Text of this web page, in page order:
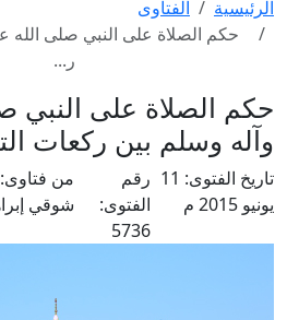
الرئيسية
الفتاوى
حكم الصلاة على النبي صلى الله
ر...
حكم الصلاة على النبي
وآله وسلم بين ركعات
تاريخ الفتوى: 11
يونيو 2015 م
رقم
الفتوى:
5736
من فتاوى:
شوقي